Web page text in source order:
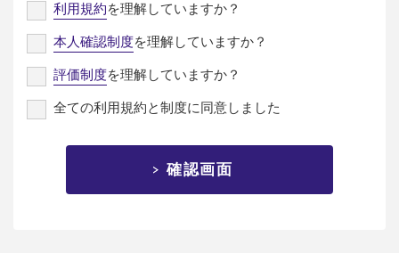
利用規約を理解していますか？
本人確認制度を理解していますか？
評価制度を理解していますか？
全ての利用規約と制度に同意しました
確認画面